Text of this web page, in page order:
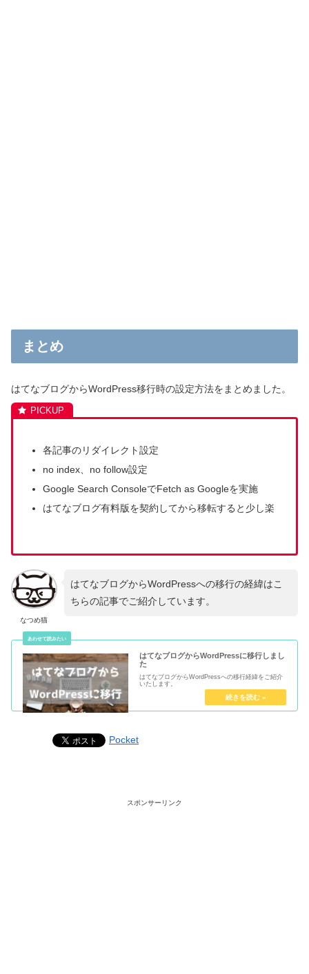
まとめ
はてなブログからWordPress移行時の設定方法をまとめました。
各記事のリダイレクト設定
no index、no follow設定
Google Search ConsoleでFetch as Googleを実施
はてなブログ有料版を契約してから移転すると少し楽
なつめ猫
はてなブログからWordPressへの移行の経緯はこ
ちらの記事でご紹介しています。
はてなブログからWordPressに移行しまし
た
はてなブログからWordPressへの移行経緯をご紹介
いたします。
Pocket
スポンサーリンク